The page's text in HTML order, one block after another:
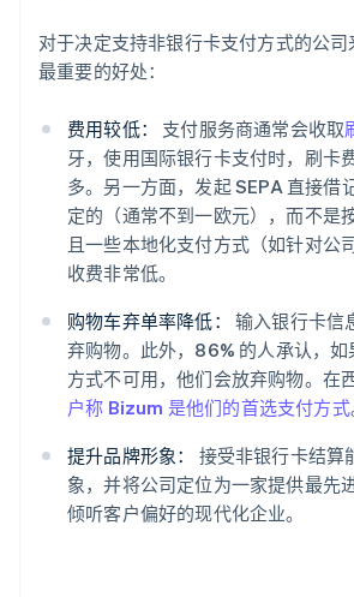
对于决定支持非银行卡支付方式的公
最重要的好处：
费用较低： 支付服务商通常会收取
牙，使用国际银行卡支付时，刷卡
多。另一方面，发起 SEPA 直接借
定的（通常不到一欧元），而不是
且一些本地化支付方式（如针对公
收费非常低。
购物车弃单率降低：
输入银行卡信
弃购物。此外，86% 的人承认，
方式不可用，他们会放弃购物。在
户称 Bizum 是他们的首选支付方式
提升品牌形象：
接受非银行卡结算
象，并将公司定位为一家提供最先
倾听客户偏好的现代化企业。